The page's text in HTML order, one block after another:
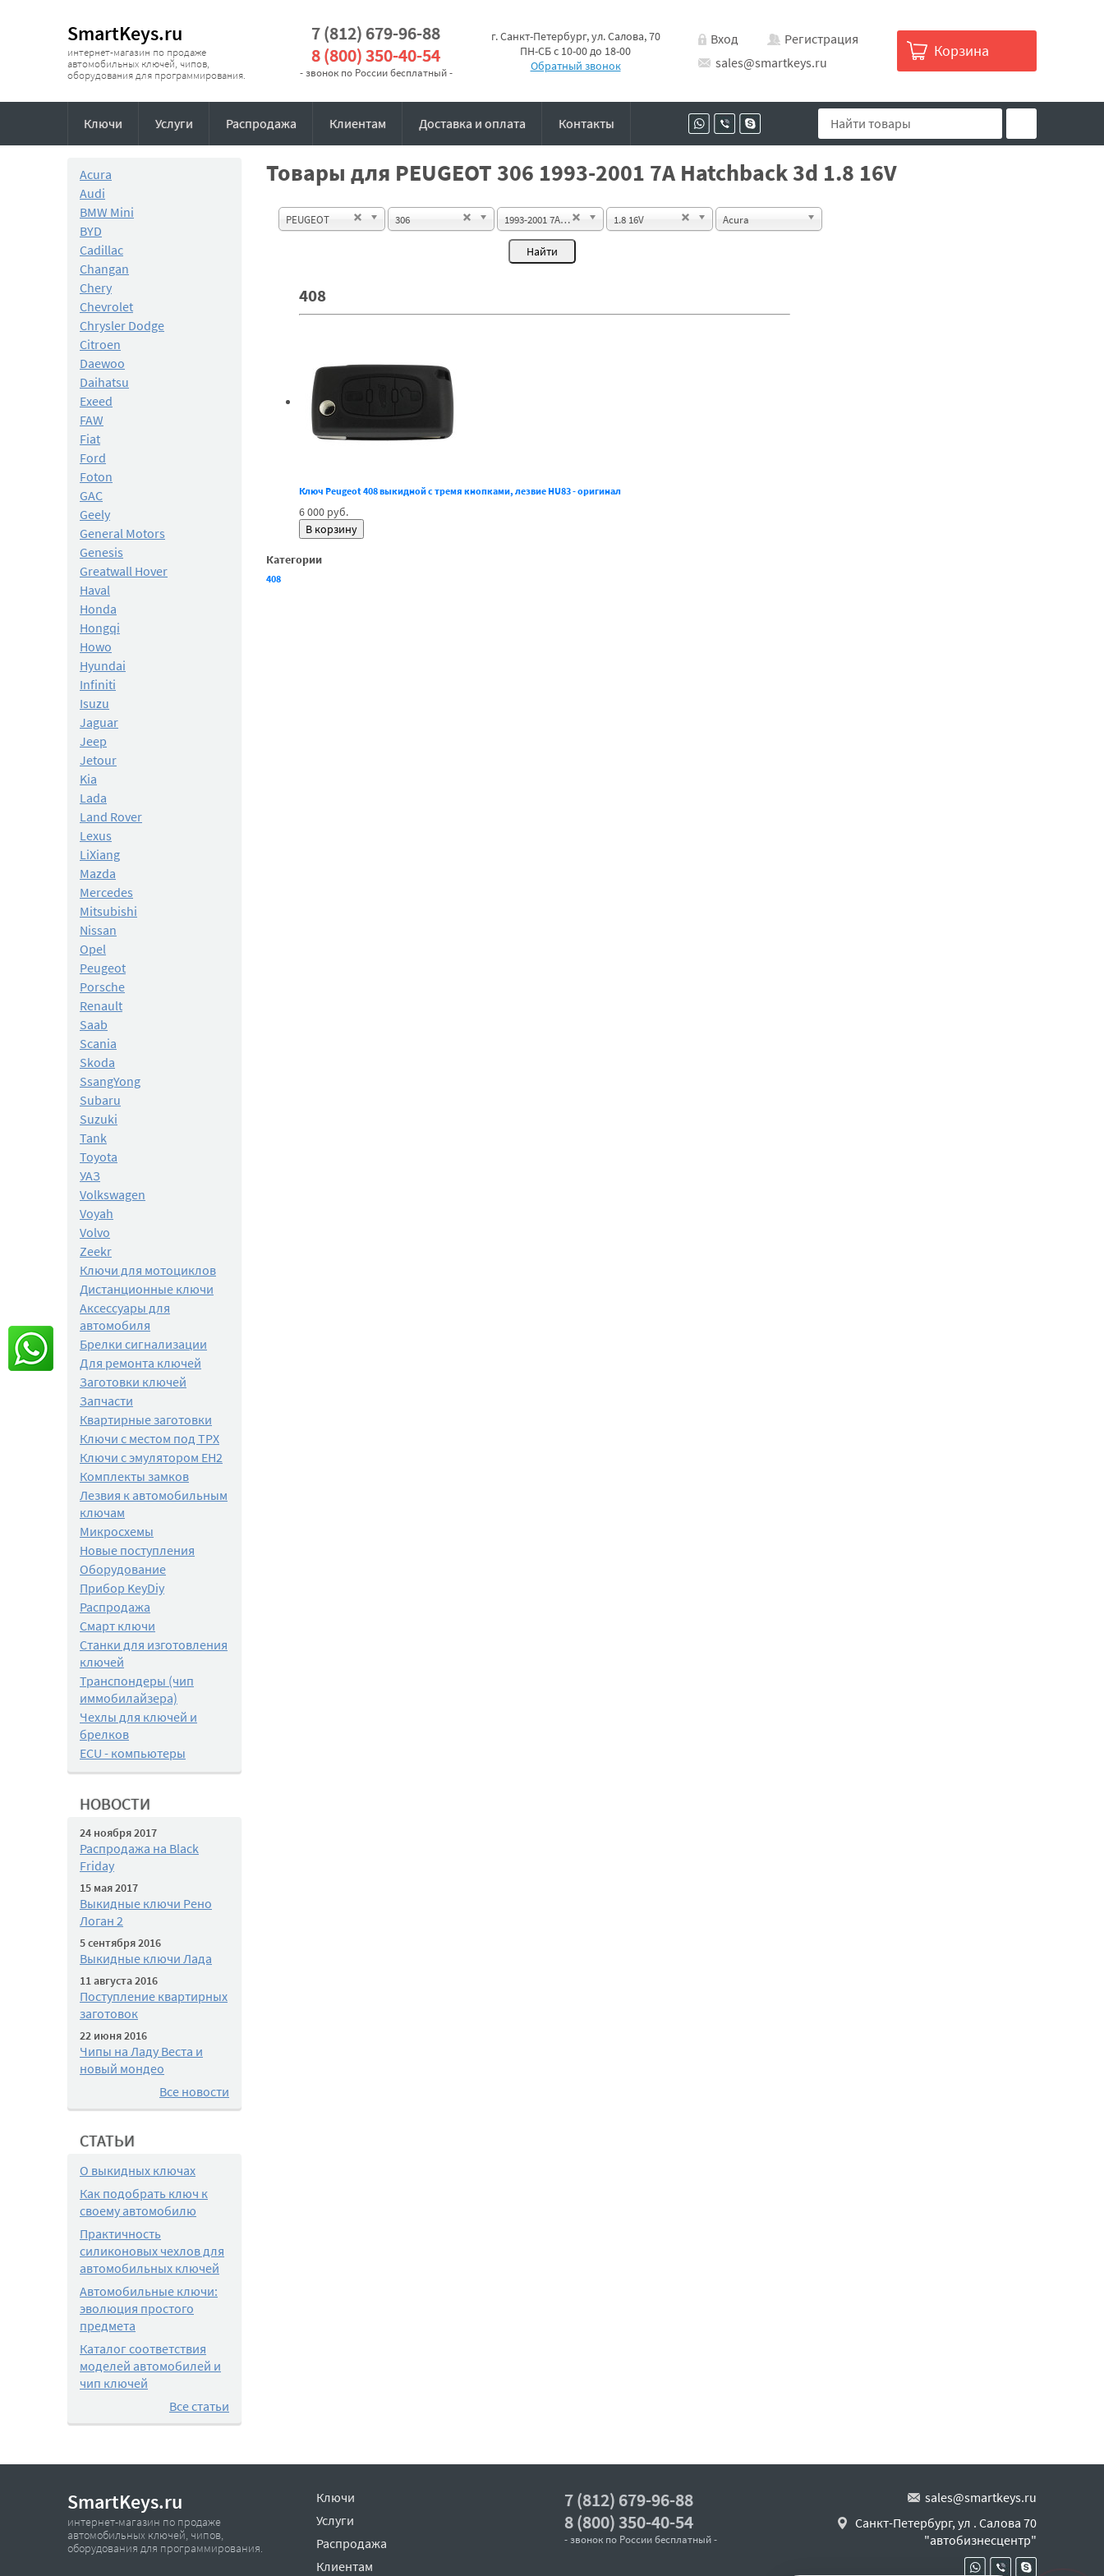
SmartKeys.ru
интернет-магазин по продаже
автомобильных ключей, чипов,
оборудования для программирования.
7 (812) 679-96-88
8 (800) 350-40-54
- звонок по России бесплатный -
г. Санкт-Петербург, ул. Салова, 70
ПН-СБ с 10-00 до 18-00
Обратный звонок
Вход
Регистрация
sales@smartkeys.ru
Корзина
Ключи Услуги Распродажа Клиентам Доставка и оплата Контакты
Acura
Audi
BMW Mini
BYD
Cadillac
Changan
Chery
Chevrolet
Chrysler Dodge
Citroen
Daewoo
Daihatsu
Exeed
FAW
Fiat
Ford
Foton
GAC
Geely
General Motors
Genesis
Greatwall Hover
Haval
Honda
Hongqi
Howo
Hyundai
Infiniti
Isuzu
Jaguar
Jeep
Jetour
Kia
Lada
Land Rover
Lexus
LiXiang
Mazda
Mercedes
Mitsubishi
Nissan
Opel
Peugeot
Porsche
Renault
Saab
Scania
Skoda
SsangYong
Subaru
Suzuki
Tank
Toyota
УАЗ
Volkswagen
Voyah
Volvo
Zeekr
Ключи для мотоциклов
Дистанционные ключи
Аксессуары для
автомобиля
Брелки сигнализации
Для ремонта ключей
Заготовки ключей
Запчасти
Квартирные заготовки
Ключи с местом под TPX
Ключи с эмулятором EH2
Комплекты замков
Лезвия к автомобильным
ключам
Микросхемы
Новые поступления
Оборудование
Прибор KeyDiy
Распродажа
Смарт ключи
Станки для изготовления
ключей
Транспондеры (чип
иммобилайзера)
Чехлы для ключей и
брелков
ECU - компьютеры
НОВОСТИ
24 ноября 2017
Распродажа на Black
Friday
15 мая 2017
Выкидные ключи Рено
Логан 2
5 сентября 2016
Выкидные ключи Лада
11 августа 2016
Поступление квартирных
заготовок
22 июня 2016
Чипы на Ладу Веста и
новый мондео
Все новости
СТАТЬИ
О выкидных ключах
Как подобрать ключ к
своему автомобилю
Практичность
силиконовых чехлов для
автомобильных ключей
Автомобильные ключи:
эволюция простого
предмета
Каталог соответствия
моделей автомобилей и
чип ключей
Все статьи
Товары для PEUGEOT 306 1993-2001 7A Hatchback 3d 1.8 16V
PEUGEOT 306 1993-2001 7A Hatchback 3d 1.8 16V Acura
408
Ключ Peugeot 408 выкидной с тремя кнопками, лезвие HU83 - оригинал
6 000 руб.
Категории
408
SmartKeys.ru
интернет-магазин по продаже
автомобильных ключей, чипов,
оборудования для программирования.
Ключи
Услуги
Распродажа
Клиентам
7 (812) 679-96-88
8 (800) 350-40-54
- звонок по России бесплатный -
sales@smartkeys.ru
Санкт-Петербург, ул . Салова 70
"автобизнесцентр"